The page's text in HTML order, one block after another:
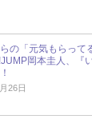
の「元気もらって
岡本圭人、『
26日